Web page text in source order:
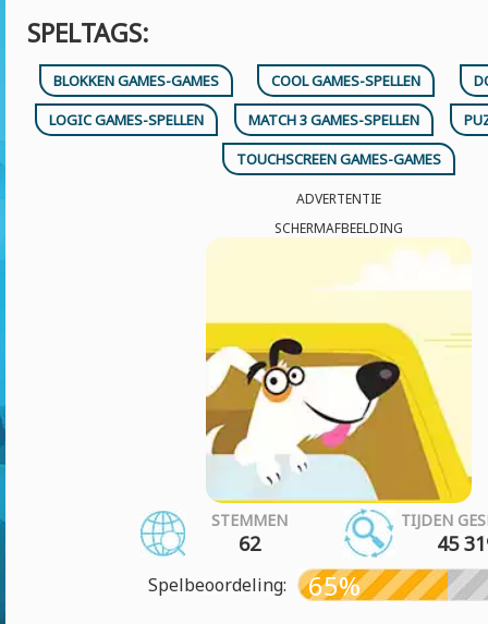
SPELTAGS:
BLOKKEN GAMES-GAMES COOL GAMES-SPELLEN
LOGIC GAMES-SPELLEN
MATCH 3 GAMES-SPELLEN
TOUCHSCREEN GAMES-GAMES
ADVERTENTIE
SCHERMAFBEELDING
STEMMEN
62
TIJDEN
45
Spelbeoordeling: 65%